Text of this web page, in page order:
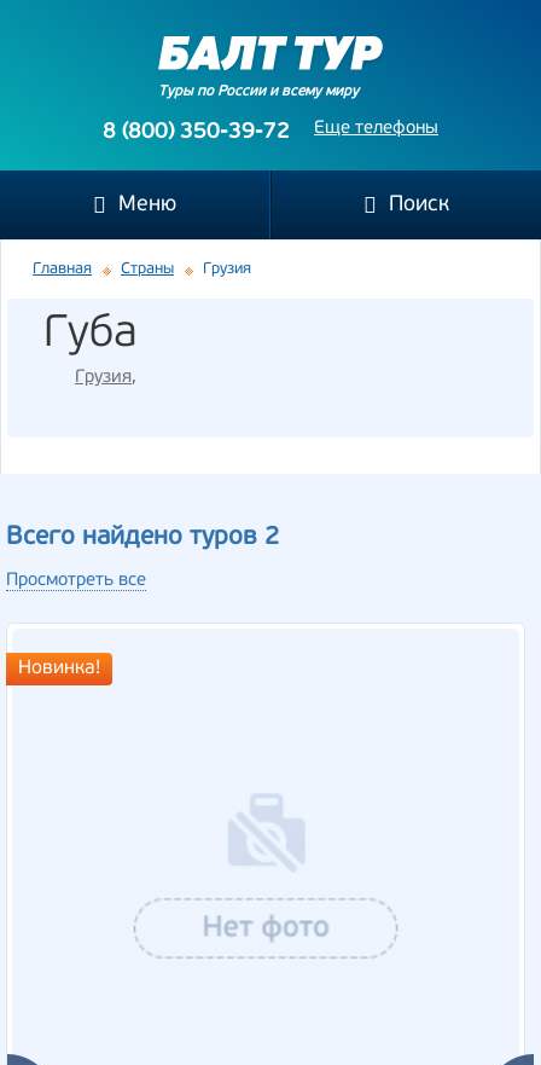
Туры по России и всему миру
Еще телефоны
8 (800) 350-39-72
Меню Поиск
Главная Страны Грузия
Губа
Грузия,
Всего найдено туров 2
Просмотреть все
Новинка!